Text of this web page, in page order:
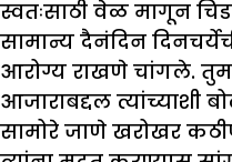
स्वतःसाठी वेळ मागून
सामान्य दैनंदिन
आरोग्य राखणे चांगले.
आजाराबद्दल त्यांच्याशी
सामोरे जाणे खरोखर